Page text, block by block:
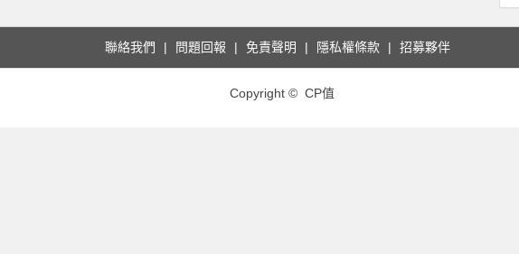
聯絡我們 問題回報 免責聲明 隱私權條款 招募夥伴
Copyright © CP值